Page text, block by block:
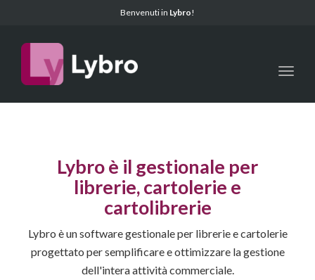
Benvenuti in Lybro!
Lybro è il gestionale per
librerie, cartolerie e
cartolibrerie
Lybro è un software gestionale per librerie e cartolerie
progettato per semplificare e ottimizzare la gestione
dell'intera attività commerciale.